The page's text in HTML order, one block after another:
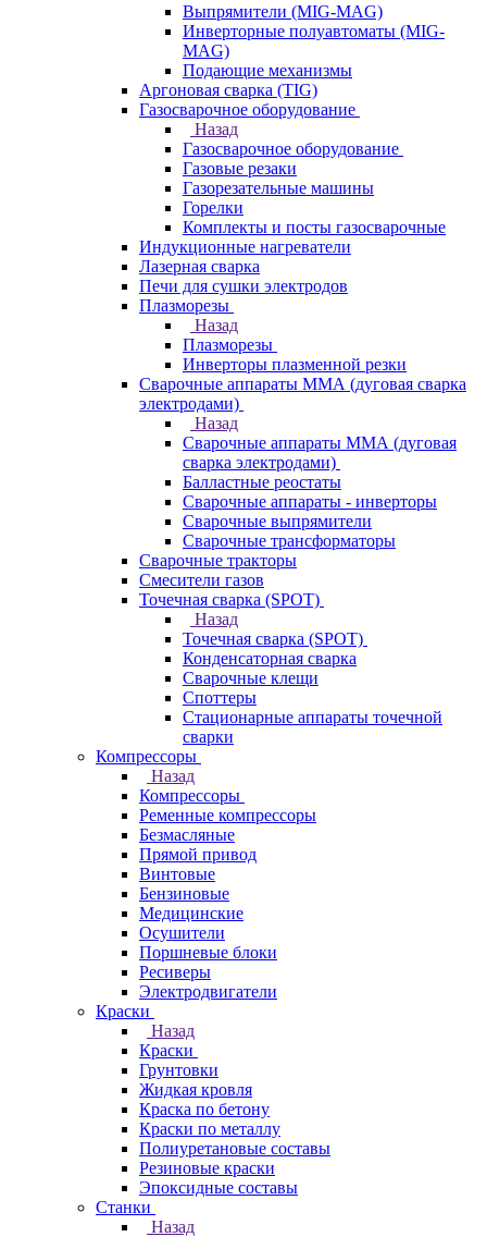
Выпрямители (MIG-MAG)
Инверторные полуавтоматы (MIG-
MAG)
Подающие механизмы
Аргоновая сварка (TIG)
Газосварочное оборудование
Назад
Газосварочное оборудование
Газовые резаки
Газорезательные машины
Горелки
Комплекты и посты газосварочные
Индукционные нагреватели
Лазерная сварка
Печи для сушки электродов
Плазморезы
Назад
Плазморезы
Инверторы плазменной резки
Сварочные аппараты ММА (дуговая сварка
электродами)
Назад
Сварочные аппараты ММА (дуговая
сварка электродами)
Балластные реостаты
Сварочные аппараты - инверторы
Сварочные выпрямители
Сварочные трансформаторы
Сварочные тракторы
Смесители газов
Точечная сварка (SPOT)
Назад
Точечная сварка (SPOT)
Конденсаторная сварка
Сварочные клещи
Споттеры
Стационарные аппараты точечной
сварки
Компрессоры
Назад
Компрессоры
Ременные компрессоры
Безмасляные
Прямой привод
Винтовые
Бензиновые
Медицинские
Осушители
Поршневые блоки
Ресиверы
Электродвигатели
Краски
Назад
Краски
Грунтовки
Жидкая кровля
Краска по бетону
Краски по металлу
Полиуретановые составы
Резиновые краски
Эпоксидные составы
Станки
Назад